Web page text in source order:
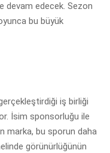
devam edecek. Sezon
bu büyük
iş birliği
İsim sponsorluğu ile
marka, bu sporun daha
görünürlüğünün